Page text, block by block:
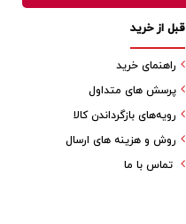
قبل از خرید
راهنمای خرید
پرسش های متداول
رویه‌های بازگرداندن کالا
روش و هزینه های ارسال
تماس با ما